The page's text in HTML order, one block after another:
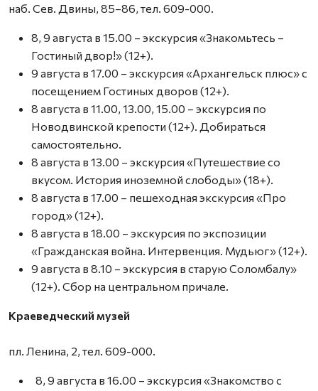
наб. Сев. Двины, 85–86, тел. 609-000.
8, 9 августа в 15.00 – экскурсия «Знакомьтесь –
Гостиный двор!» (12+).
9 августа в 17.00 – экскурсия «Архангельск плюс» с
посещением Гостиных дворов (12+).
8 августа в 11.00, 13.00, 15.00 – экскурсия по
Новодвинской крепости (12+). Добираться
самостоятельно.
8 августа в 13.00 – экскурсия «Путешествие со
вкусом. История иноземной слободы» (18+).
8 августа в 17.00 – пешеходная экскурсия «Про
город» (12+).
8 августа в 18.00 – экскурсия по экспозиции
«Гражданская война. Интервенция. Мудьюг» (12+).
9 августа в 8.10 – экскурсия в старую Соломбалу»
(12+). Сбор на центральном причале.
Краеведческий музей
пл. Ленина, 2, тел. 609-000.
8, 9 августа в 16.00 – экскурсия «Знакомство с